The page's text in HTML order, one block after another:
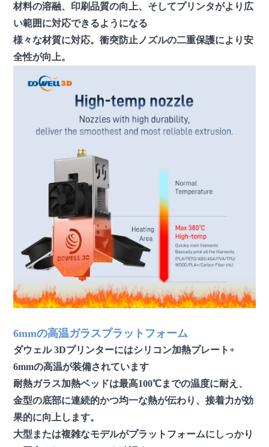
材料の溶融、印刷品質の向上、そしてプリンタがより広
い範囲に対応できるようになる
様々な材質に対応。衝突防止ノズルの二重保護により安
全性が向上。
6mmの高温ガラスプラットフォーム
ダウェル 3Dプリンターにはシリコン加熱プレート+
6mmの高温が装備されています
耐熱ガラス加熱ベッドは最高100℃までの温度に耐え、
金型の底部に連続的かつ均一な熱が伝わり、接着力が効
果的に向上します。
大型または複雑なモデルがプラットフォームにしっかり